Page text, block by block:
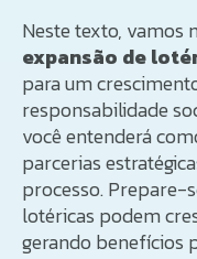
Neste texto, vamos
expansão de
para um
responsabilidade
você entenderá
parcerias
processo. Prepare-
lotéricas podem
gerando benefícios